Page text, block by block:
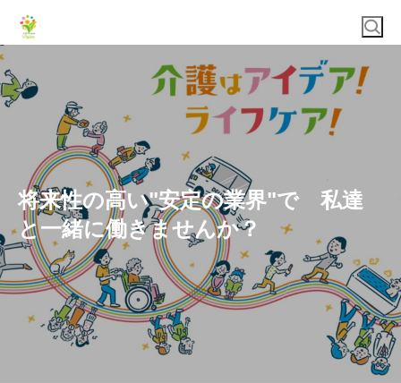
将来性の高い"安定の業界"で 私達
と一緒に働きませんか？